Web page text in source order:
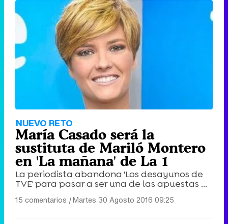
NUEVO RETO
María Casado será la
sustituta de Mariló Montero
en 'La mañana' de La 1
La periodista abandona 'Los desayunos de
TVE' para pasar a ser una de las apuestas ...
15 comentarios |Martes 30 Agosto 2016 09:25